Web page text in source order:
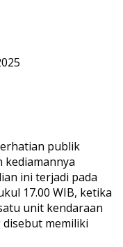
publik
kediamannya
ini terjadi pada
17.00 WIB, ketika
unit kendaraan
disebut memiliki